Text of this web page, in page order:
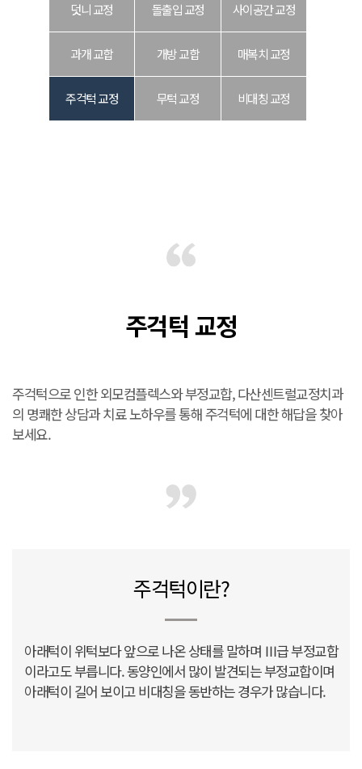
덧니 교정 돌출입 교정 사이공간 교정
과개 교합 개방 교합 매복치 교정
주걱턱 교정 무턱 교정 비대칭 교정
주걱턱 교정
주걱턱으로 인한 외모컴플렉스와 부정교합,다산센트럴교정치과
의 명쾌한 상담과 치료 노하우를 통해주걱턱에 대한 해답을 찾아
보세요.
주걱턱이란?
아래턱이 위턱보다 앞으로 나온 상태를 말하며 Ⅲ급 부정교합
이라고도 부릅니다.동양인에서 많이 발견되는 부정교합이며
아래턱이 길어 보이고 비대칭을 동반하는 경우가 많습니다.